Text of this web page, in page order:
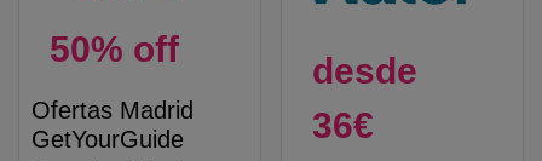
50% off
Ofertas Madrid
GetYourGuide
desde
36€